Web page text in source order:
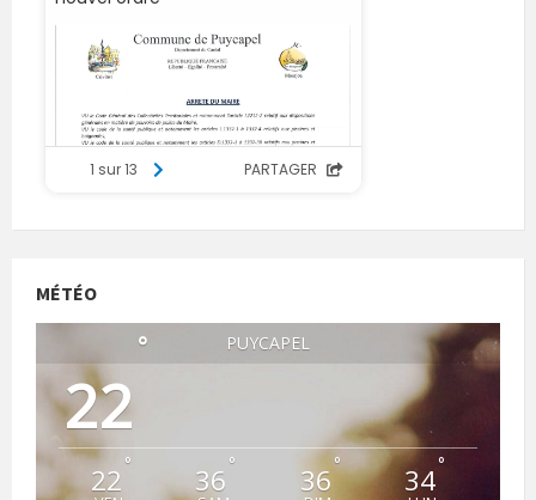
MÉTÉO
PUYCAPEL
22
°
22 ° 36 ° 36° 34°